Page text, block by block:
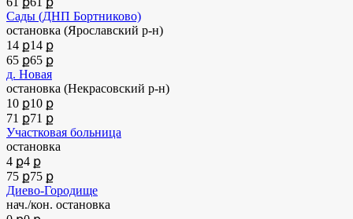
Сады (ДНП Бортниково)
остановка (Ярославский р-н)
14 ք14 ք
65 ք65 ք
д. Новая
остановка (Некрасовский р-н)
10 ք10 ք
71 ք71 ք
Участковая больница
остановка
4 ք4 ք
75 ք75 ք
Диево-Городище
нач./кон. остановка